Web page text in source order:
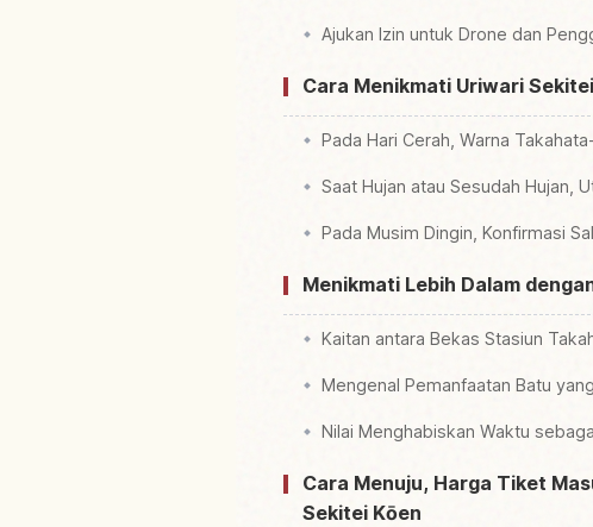
Ajukan Izin untuk Drone dan
Cara Menikmati Uriwari
Pada Hari Cerah, Warna
Saat Hujan atau Sesudah Hujan,
Pada Musim Dingin, Konfirmasi
Menikmati Lebih Dalam
Kaitan antara Bekas Stasiun
Mengenal Pemanfaatan Batu
Nilai Menghabiskan Waktu
Cara Menuju, Harga Tiket
Sekitei Kōen